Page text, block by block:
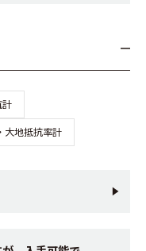
計
大地抵抗率計